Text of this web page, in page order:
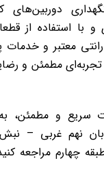
دوربین‌های
با استفاده از
معتبر و
تجربه‌ای مطمئن و
سریع و مطمئن،
نهم غربی –
چهارم مراجعه